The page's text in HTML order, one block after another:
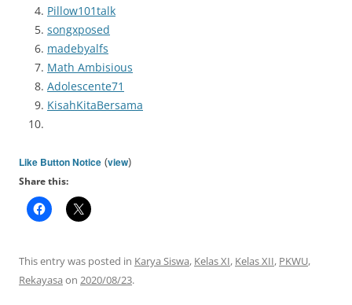
Pillow101talk
songxposed
madebyalfs
Math Ambisious
Adolescente71
KisahKitaBersama
Like Button Notice (view)
Share this:
This entry was posted in Karya Siswa, Kelas XI, Kelas XII, PKWU,
Rekayasa on 2020/08/23.